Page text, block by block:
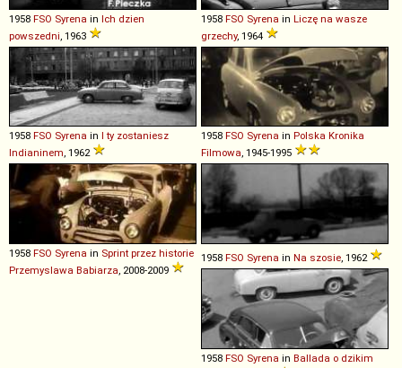
1958 FSO Syrena in Ich dzien
powszedni , 1963
1958 FSO Syrena in Liczę na wasze
grzechy, 1964
1958 FSO Syrena in I ty zostaniesz
Indianinem, 1962
1958 FSO Syrena in Polska Kronika
Filmowa, 1945-1995
1958 FSO Syrena in Sprint przez historie
Przemyslawa Babiarza, 2008-2009
1958 FSO Syrena in Na szosie, 1962
1958 FSO Syrena in Ballada o dzikim